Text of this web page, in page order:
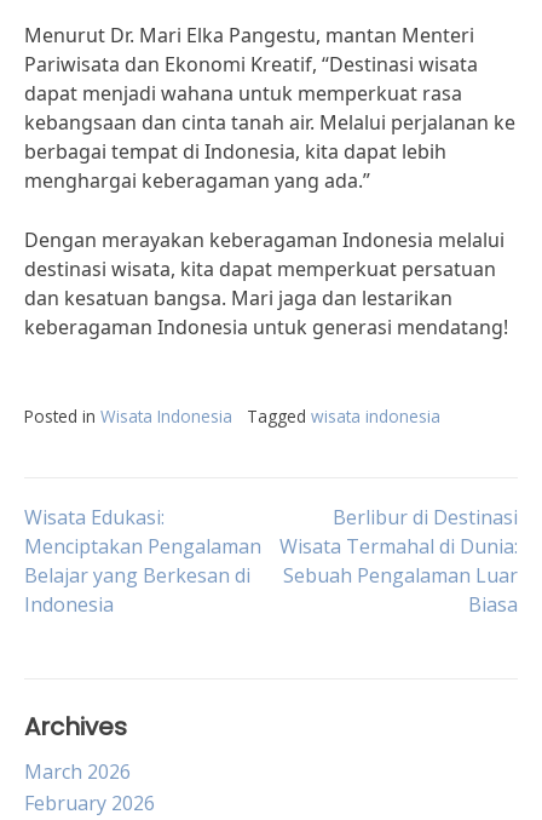
Menurut Dr. Mari Elka Pangestu, mantan Menteri
Pariwisata dan Ekonomi Kreatif, “Destinasi wisata
dapat menjadi wahana untuk memperkuat rasa
kebangsaan dan cinta tanah air. Melalui perjalanan ke
berbagai tempat di Indonesia, kita dapat lebih
menghargai keberagaman yang ada.”
Dengan merayakan keberagaman Indonesia melalui
destinasi wisata, kita dapat memperkuat persatuan
dan kesatuan bangsa. Mari jaga dan lestarikan
keberagaman Indonesia untuk generasi mendatang!
Posted in Wisata Indonesia Tagged wisata indonesia
Post
navigation
Wisata Edukasi:
Menciptakan Pengalaman
Belajar yang Berkesan di
Indonesia
Berlibur di Destinasi
Wisata Termahal di Dunia:
Sebuah Pengalaman Luar
Biasa
Archives
March 2026
February 2026